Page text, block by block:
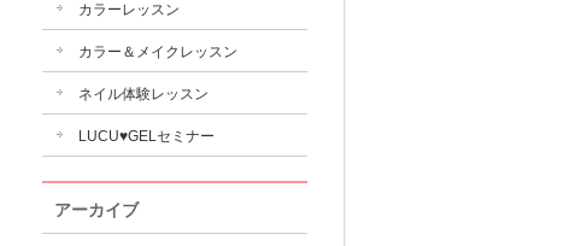
カラーレッスン
カラー＆メイクレッスン
ネイル体験レッスン
LUCU♥GELセミナー
アーカイブ